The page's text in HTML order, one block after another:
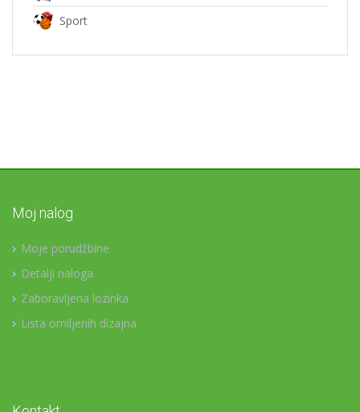
Sport
Moj nalog
Moje porudžbine
Detalji naloga
Zaboravljena lozinka
Lista omiljenih dizajna